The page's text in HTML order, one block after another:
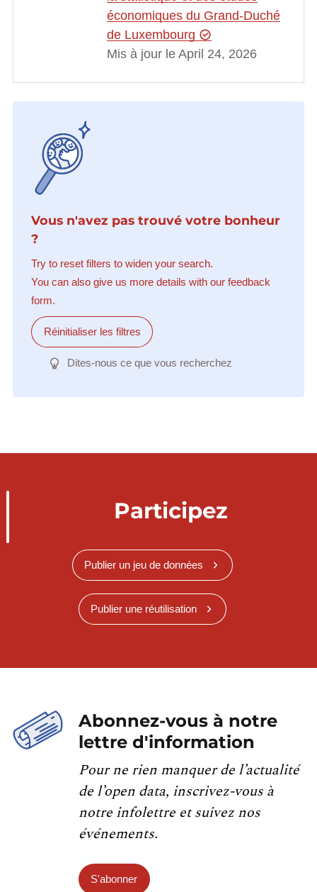
économiques du Grand-Duché
de Luxembourg
Mis à jour le April 24, 2026
Vous n'avez pas trouvé votre bonheur
?
Try to reset filters to widen your search.
You can also give us more details with our feedback
form.
Réinitialiser les filtres
Dites-nous ce que vous recherchez
Participez
Publier un jeu de données
Publier une réutilisation
Abonnez-vous à notre
lettre d'information
Pour ne rien manquer de l’actualité
de l’open data, inscrivez-vous à
notre infolettre et suivez nos
événements.
S'abonner